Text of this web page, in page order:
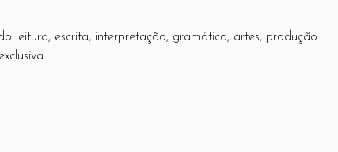
leitura, escrita, interpretação, gramática, artes, produção